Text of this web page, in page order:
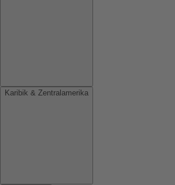
Karibik & Zentralamerika